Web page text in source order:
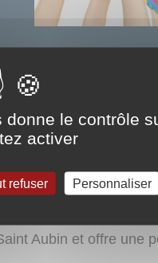
Saint Aubin dans
de 7h00 du matin
Aubin et offre une
le contrôle
activer
refuser Personnaliser